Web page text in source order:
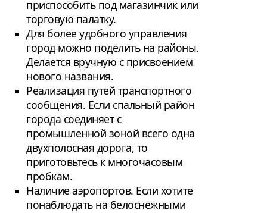
приспособить под магазинчик или
торговую палатку.
Для более удобного управления
город можно поделить на районы.
Делается вручную с присвоением
нового названия.
Реализация путей транспортного
сообщения. Если спальный район
города соединяет с
промышленной зоной всего одна
двухполосная дорога, то
приготовьтесь к многочасовым
пробкам.
Наличие аэропортов. Если хотите
понаблюдать на белоснежными